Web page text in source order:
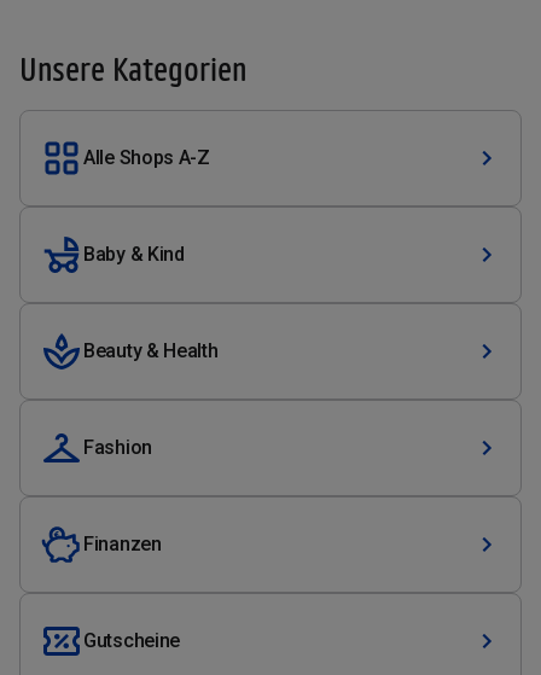
Unsere Kategorien
Alle Shops A-Z
Baby & Kind
Beauty & Health
Fashion
Finanzen
Gutscheine